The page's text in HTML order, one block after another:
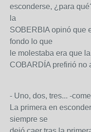
esconderse, ¿para
la
SOBERBIA opinó que
fondo lo que
le molestaba era que
COBARDÍA prefirió no
- Uno, dos, tres... -
La primera en
siempre se